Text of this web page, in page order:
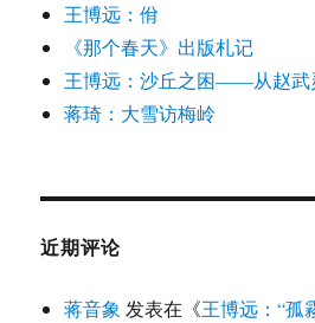
王博远：佾
《那个春天》出版札记
王博远：沙丘之困——从赵武
蒋琦：大雪访梅岭
近期评论
蒋音象 发表在《王博远：“孤